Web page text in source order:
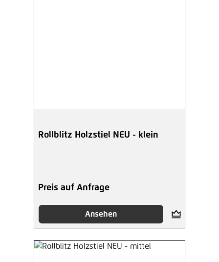
Rollblitz Holzstiel NEU - klein
Preis auf Anfrage
Ansehen